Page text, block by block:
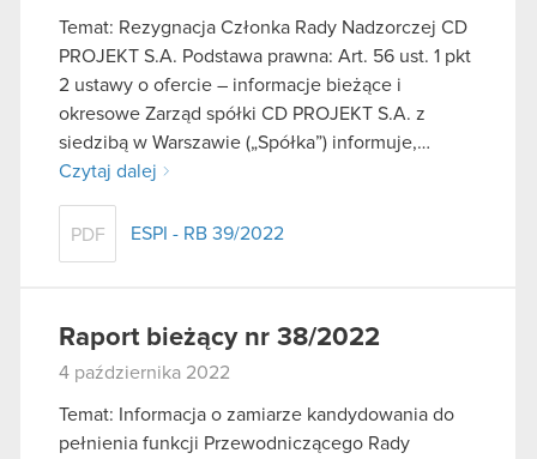
Temat: Rezygnacja Członka Rady Nadzorczej CD
PROJEKT S.A. Podstawa prawna: Art. 56 ust. 1 pkt
2 ustawy o ofercie – informacje bieżące i
okresowe Zarząd spółki CD PROJEKT S.A. z
siedzibą w Warszawie („Spółka”) informuje,…
Czytaj dalej
PDF ESPI - RB 39/2022
Raport bieżący nr 38/2022
4 października 2022
Temat: Informacja o zamiarze kandydowania do
pełnienia funkcji Przewodniczącego Rady